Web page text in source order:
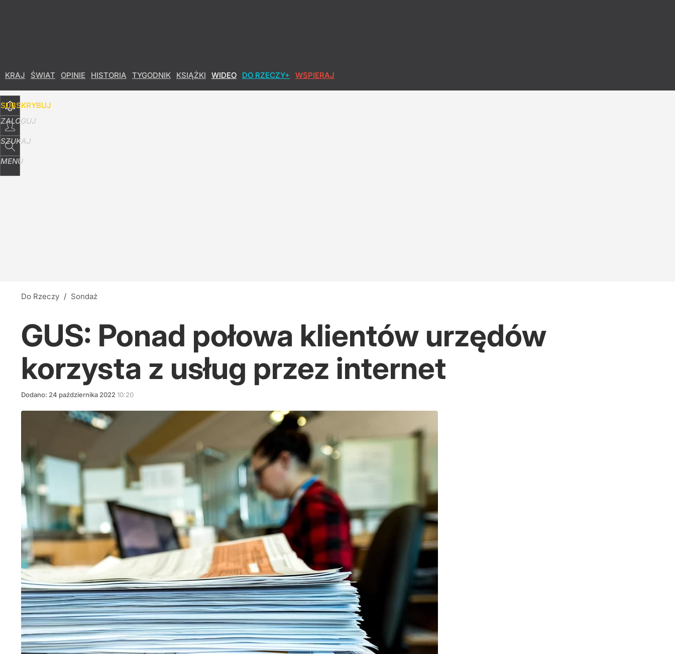
KRAJ ŚWIAT OPINIE HISTORIA TYGODNIK KSIĄŻKI WIDEO DO RZECZY+ WSPIERAJ
SUBSKRYBUJ
ZALOGUJ
SZUKAJ
MENU
Do Rzeczy / Sondaż
GUS: Ponad połowa klientów urzędów
korzysta z usług przez internet
Dodano: 24 października 2022 10:20